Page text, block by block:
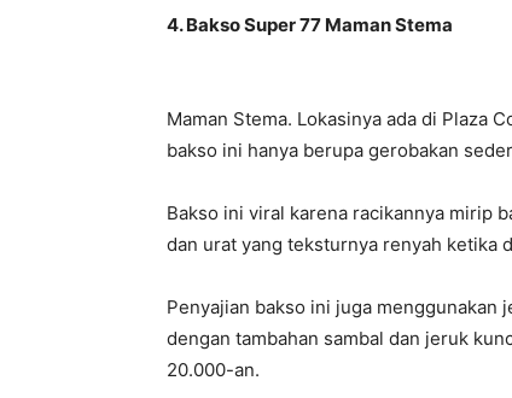
4. Bakso Super 77 Maman Stema
Maman Stema. Lokasinya ada di Plaza
bakso ini hanya berupa gerobakan
Bakso ini viral karena racikannya mirip
dan urat yang teksturnya renyah ketika
Penyajian bakso ini juga menggunakan
dengan tambahan sambal dan jeruk
20.000-an.